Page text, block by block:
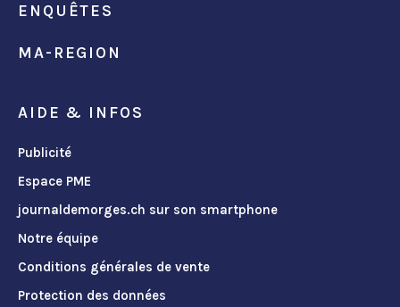
ENQUÊTES
MA-REGION
AIDE & INFOS
Publicité
Espace PME
journaldemorges.ch sur son smartphone
Notre équipe
Conditions générales de vente
Protection des données